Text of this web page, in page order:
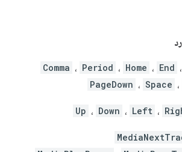
Comma ، Period ، Home ، End ،
PageDown ، Space ،
Up ، Down ، Left ،